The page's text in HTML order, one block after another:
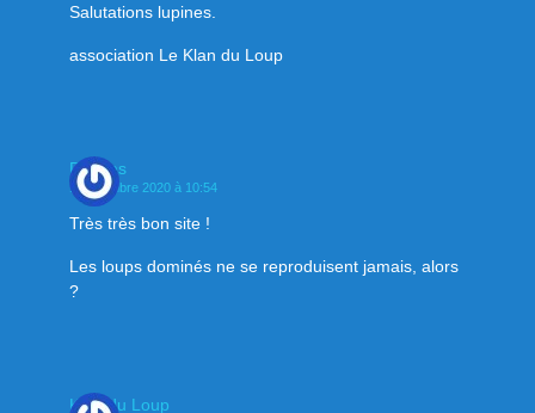
Salutations lupines.
association Le Klan du Loup
Domias
1 décembre 2020 à 10:54
Très très bon site !
Les loups dominés ne se reproduisent jamais, alors
?
Klan du Loup